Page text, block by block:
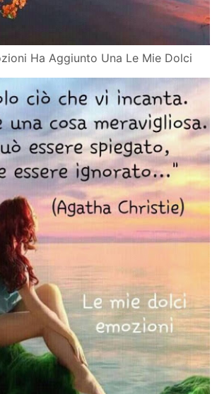
Ha Aggiunto Una Le Mie Dolci